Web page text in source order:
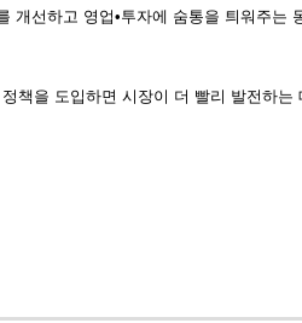
개선하고 영업•투자에 숨통을 틔워주는
책을 도입하면 시장이 더 빨리 발전하는